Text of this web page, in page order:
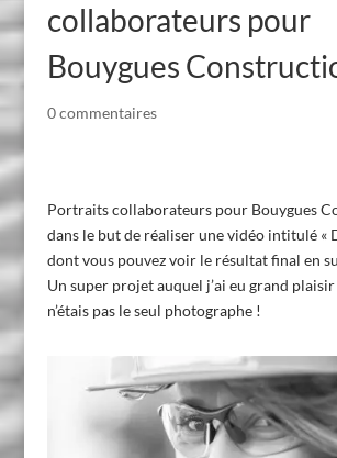
collaborateurs pour
Bouygues
0 commentaires
Portraits collaborateurs pour Bouygues
dans le but de réaliser une vidéo intitulé «
dont vous pouvez voir le résultat final en
Un super projet auquel j’ai eu grand
n’étais pas le seul photographe !